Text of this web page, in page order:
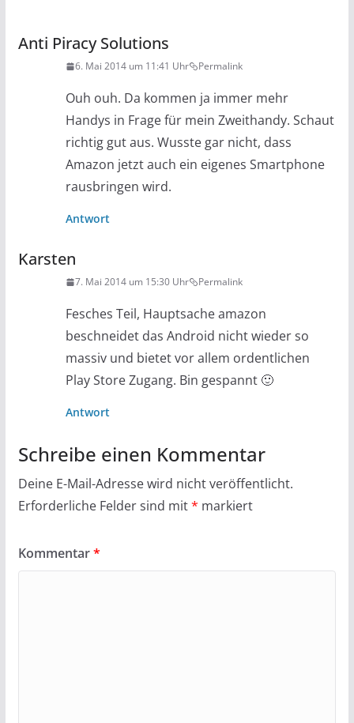
Anti Piracy Solutions
6. Mai 2014 um 11:41 Uhr Permalink
Ouh ouh. Da kommen ja immer mehr
Handys in Frage für mein Zweithandy. Schaut
richtig gut aus. Wusste gar nicht, dass
Amazon jetzt auch ein eigenes Smartphone
rausbringen wird.
Antwort
Karsten
7. Mai 2014 um 15:30 Uhr Permalink
Fesches Teil, Hauptsache amazon
beschneidet das Android nicht wieder so
massiv und bietet vor allem ordentlichen
Play Store Zugang. Bin gespannt 🙂
Antwort
Schreibe einen Kommentar
Deine E-Mail-Adresse wird nicht veröffentlicht.
Erforderliche Felder sind mit* markiert
Kommentar*